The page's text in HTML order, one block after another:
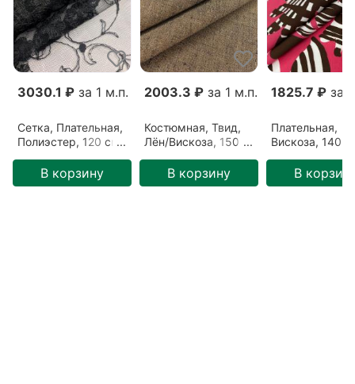
3030.1 ₽ за 1 м.п.
Сетка, Плательная,
Полиэстер, 120 см,
цветы (2309205)
В корзину
2003.3 ₽ за 1 м.п.
Костюмная, Твид,
Лён/Вискоза, 150
Коричневый
меланж (0510206)
В корзину
1825.7 ₽ за
Плательная,
Вискоза, 140
(06092206)
В